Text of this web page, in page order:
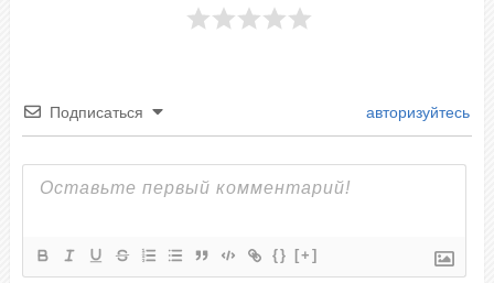
Подписаться авторизуйтесь
{} [+]